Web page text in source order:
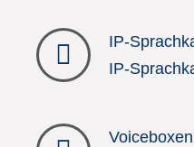
IP-
IP-